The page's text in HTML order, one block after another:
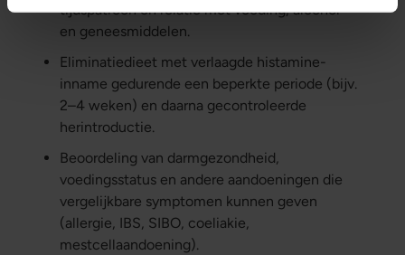
tijdspatroon en relatie met voeding, alcohol
en geneesmiddelen.
Eliminatiedieet met verlaagde histamine-
inname gedurende een beperkte periode (bijv.
2–4 weken) en daarna gecontroleerde
herintroductie.
Beoordeling van darmgezondheid,
voedingsstatus en andere aandoeningen die
vergelijkbare symptomen kunnen geven
(allergie, IBS, SIBO, coeliakie,
mestcellaandoening).